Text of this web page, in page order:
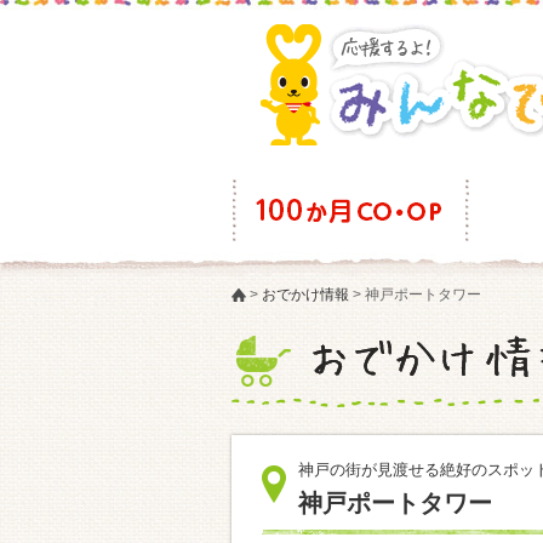
> おでかけ情報 >神戸ポートタワー
神戸の街が見渡せる絶好のスポッ
神戸ポートタワー